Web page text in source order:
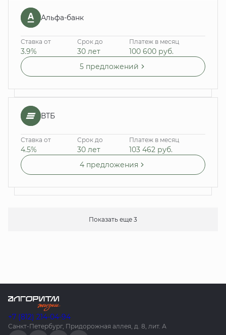
Альфа-банк
Ставка от
3.9%
Срок до
30 лет
Платеж в месяц
100 600 руб.
5 предложений
ВТБ
Ставка от
4.5%
Срок до
30 лет
Платеж в месяц
103 462 руб.
4 предложения
Показать еще 3
+7 (812) 214-04-94
Санкт-Петербург, Придорожная аллея, д. 8, лит. А